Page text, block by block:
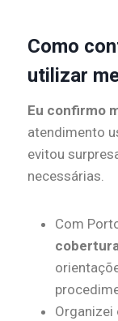
Como
utilizar
Eu confirmo
atendimento
evitou
necessárias.
Com
Organizei